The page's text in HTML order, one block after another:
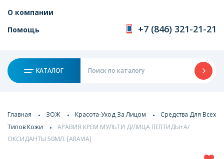
О компании
Помощь
+7 (846) 321-21-21
КАТАЛОГ
Главная ЗОЖ Красота-Уход За Лицом
Средства Для Всех
Типов Кожи
АРАВИЯ КРЕМ МУЛЬТИ Д/ЛИЦА ПЕПТИДЫ+А/
ОКСИДАНТЫ 50МЛ. [ARAVIA]